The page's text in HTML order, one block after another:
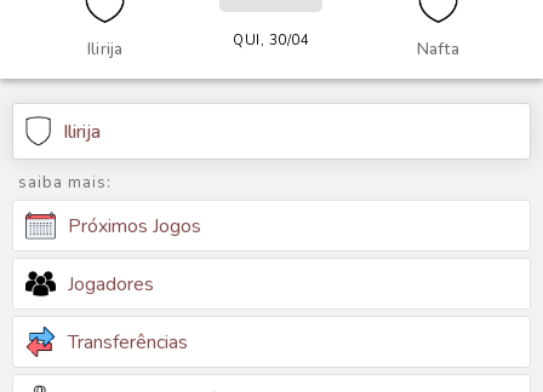
Ilirija Nafta
QUI, 30/04
Ilirija
saiba mais:
Próximos Jogos
Jogadores
Transferências